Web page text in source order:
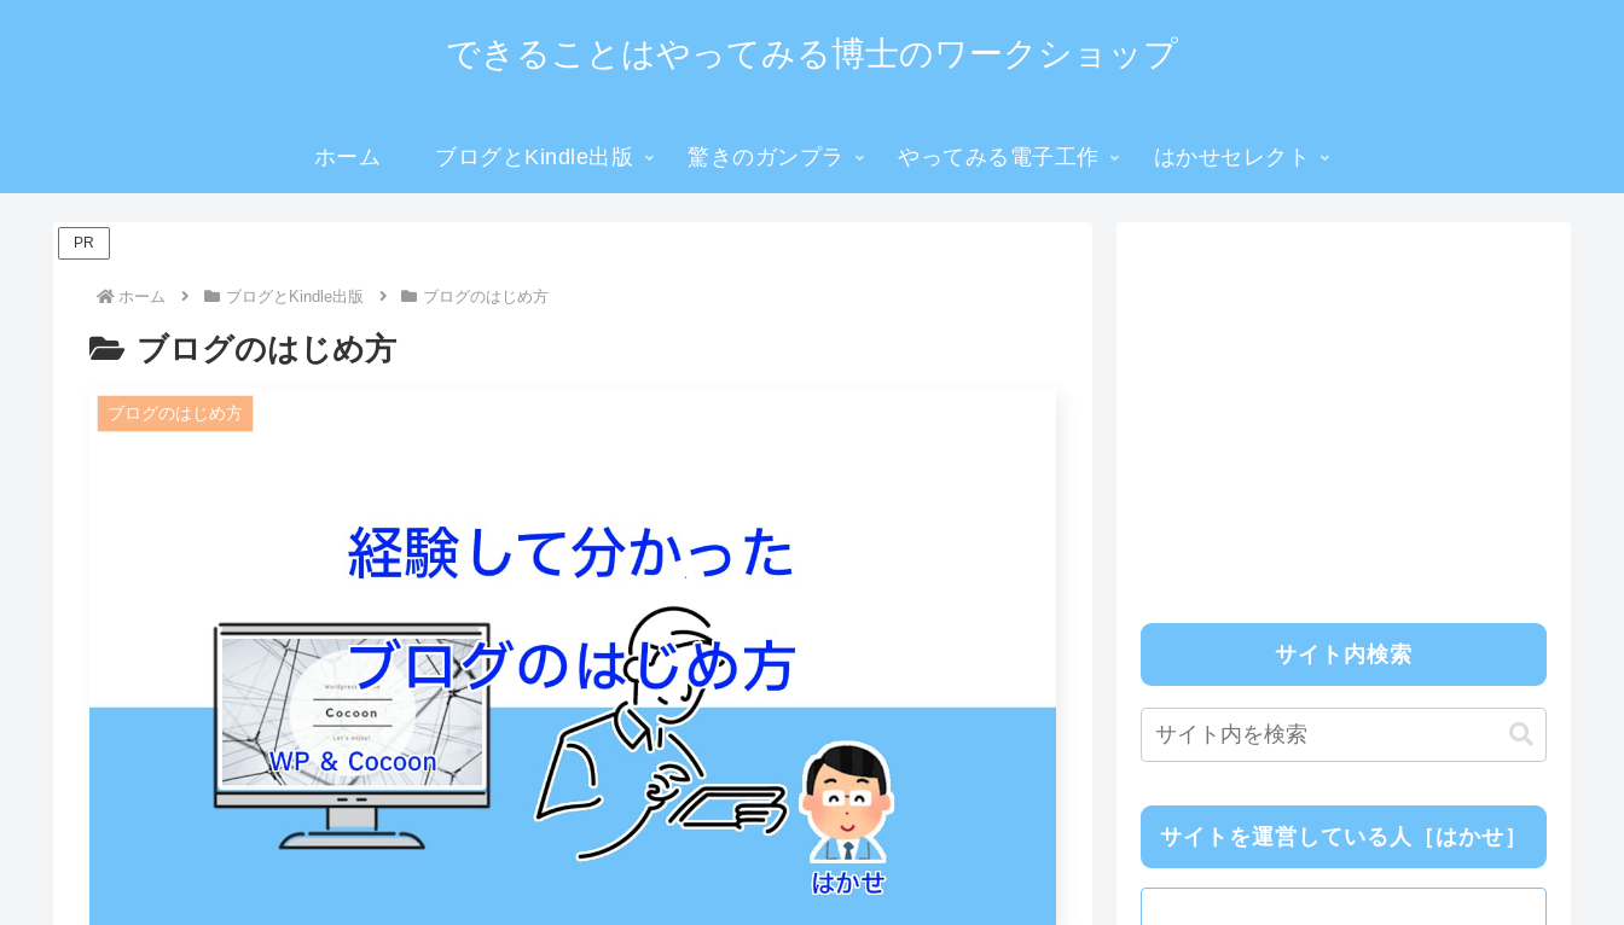
できることはやってみる博士のワークショップ
ホーム ブログとKindle出版 驚きのガンプラ やってみる電子工作 はかせセレクト
PR
ホーム ブログとKindle出版 ブログのはじめ方
ブログのはじめ方
ブログのはじめ方
サイト内検索
サイトを運営している人［はかせ］